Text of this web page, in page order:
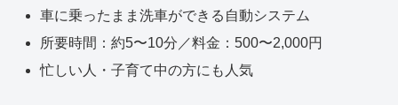
車に乗ったまま洗車ができる自動システム
所要時間：約5〜10分／料金：500〜2,000円
忙しい人・子育て中の方にも人気